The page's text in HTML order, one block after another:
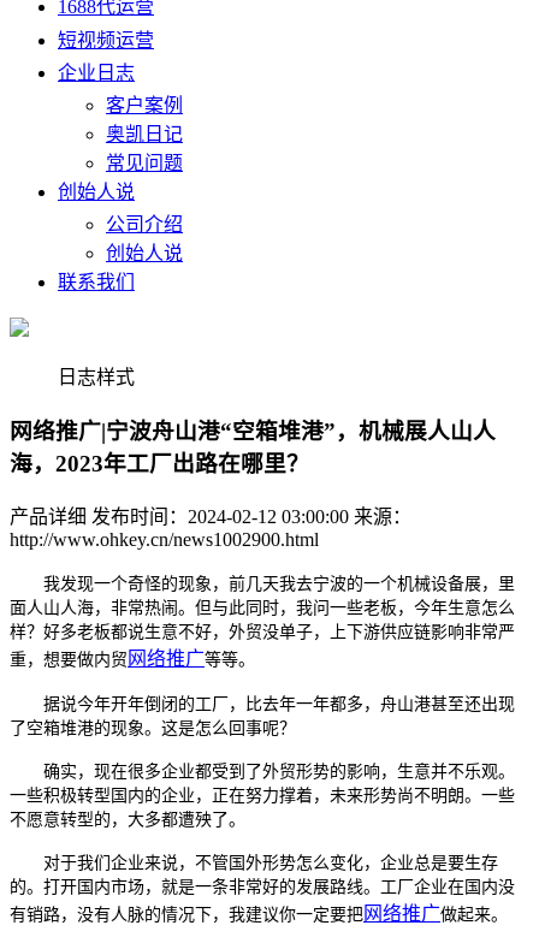
1688代运营
短视频运营
企业日志
客户案例
奥凯日记
常见问题
创始人说
公司介绍
创始人说
联系我们
日志样式
网络推广|宁波舟山港“空箱堆港”，机械展人山人
海，2023年工厂出路在哪里？
产品详细 发布时间：2024-02-12 03:00:00 来源：
http://www.ohkey.cn/news1002900.html
我发现一个奇怪的现象，前几天我去宁波的一个机械设备展，里
面人山人海，非常热闹。但与此同时，我问一些老板，今年生意怎么
样？好多老板都说生意不好，外贸没单子，上下游供应链影响非常严
重，想要做内贸 网络推广等等。
据说今年开年倒闭的工厂，比去年一年都多，舟山港甚至还出现
了空箱堆港的现象。这是怎么回事呢？
确实，现在很多企业都受到了外贸形势的影响，生意并不乐观。
一些积极转型国内的企业，正在努力撑着，未来形势尚不明朗。一些
不愿意转型的，大多都遭殃了。
对于我们企业来说，不管国外形势怎么变化，企业总是要生存
的。打开国内市场，就是一条非常好的发展路线。工厂企业在国内没
有销路，没有人脉的情况下，我建议你一定要把 网络推广做起来。